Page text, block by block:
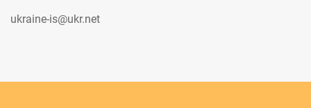
ukraine-is@ukr.net